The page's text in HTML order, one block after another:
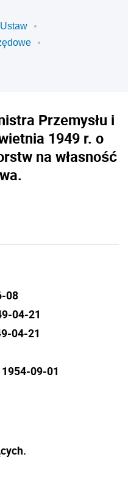
Przemysłu i
1949 r. o
na własność
08
04-21
04-21
1954-09-01